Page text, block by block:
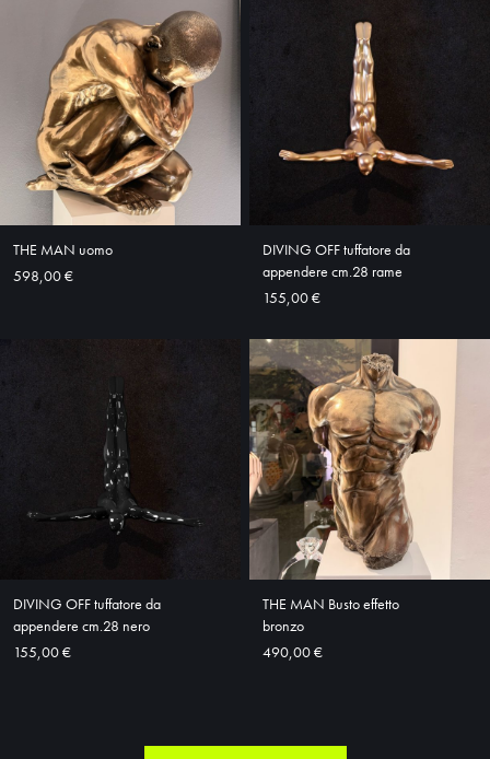
HOME
SHOP
THE MAN uomo
598,00 €
DIVING OFF tuffatore da
appendere cm.28 rame
155,00 €
DIVING OFF tuffatore da
appendere cm.28 nero
155,00 €
THE MAN Busto effetto
bronzo
490,00 €